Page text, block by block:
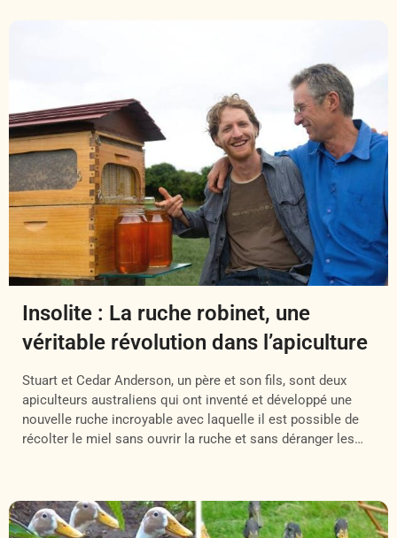
Insolite : La ruche robinet, une
véritable révolution dans l’apiculture
Stuart et Cedar Anderson, un père et son fils, sont deux
apiculteurs australiens qui ont inventé et développé une
nouvelle ruche incroyable avec laquelle il est possible de
récolter le miel sans ouvrir la ruche et sans déranger les